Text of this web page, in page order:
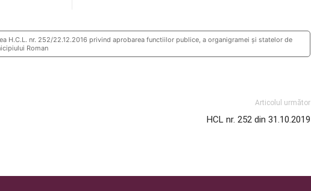
H.C.L. nr. 252/22.12.2016 privind aprobarea functiilor publice, a organigramei și statelor de
Roman
Articolul următor
HCL nr. 252 din 31.10.2019